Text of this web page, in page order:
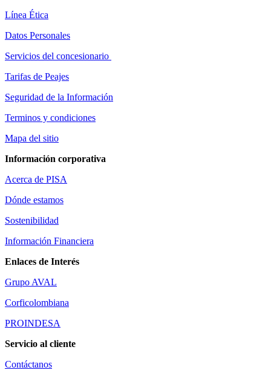
Línea Ética
Datos Personales
Servicios del concesionario
Tarifas de Peajes
Seguridad de la Información
Terminos y condiciones
Mapa del sitio
Información corporativa
Acerca de PISA
Dónde estamos
Sostenibilidad
Información Financiera
Enlaces de Interés
Grupo AVAL
Corficolombiana
PROINDESA
Servicio al cliente
Contáctanos